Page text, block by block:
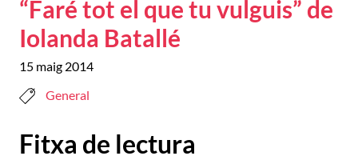
“Faré tot el que tu vulguis” de
Iolanda Batallé
15 maig 2014
General
Fitxa de lectura